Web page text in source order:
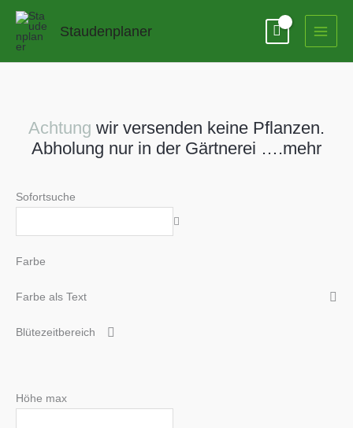
Zum
springen
Staudenplaner
Achtung wir versenden keine Pflanzen.
Abholung nur in der Gärtnerei ….mehr
Sofortsuche
Farbe
Farbe als Text
Blütezeitbereich
Höhe max